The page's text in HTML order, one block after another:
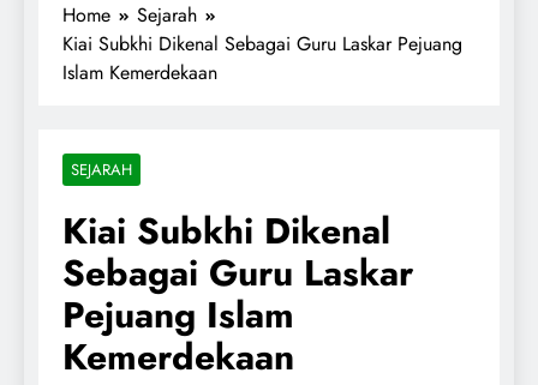
Home
Sejarah
Kiai Subkhi Dikenal Sebagai Guru Laskar Pejuang
Islam Kemerdekaan
SEJARAH
Kiai Subkhi Dikenal
Sebagai Guru Laskar
Pejuang Islam
Kemerdekaan